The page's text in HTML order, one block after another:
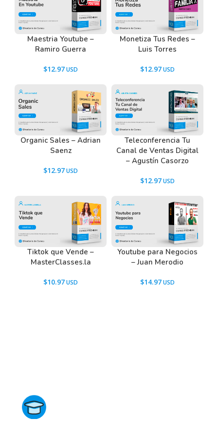
Dejar de depender de referidos, publicidad, el
algoritmo, crecer seguidores, crear embudos de
ventas complicados o perdiendo tiempo enviando
mensajes a personas que nunca te responden (y te
dejan en azul
Tenemos un listado de todas las preguntas que
hacen nuestros usuarios antes de comprar y
descargar los recursos WordPress.
Ir a las
Preguntas Frecuentes, o también puedes
contactarnos usando el Chat.
Maestria Youtube –
Ramiro Guerra
$12.97
Monetiza Tus Redes –
Luis Torres
$12.97
Organic Sales – Adrian
Saenz
$12.97
Teleconferencia Tu
Canal de Ventas Digital
– Agustín Casorzo
$12.97
Tiktok que Vende –
MasterClasses.la
$10.97
Youtube para Negocios
– Juan Merodio
$14.97